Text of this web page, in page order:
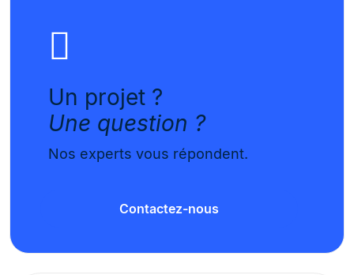
Un projet ?
Une question ?
Nos experts vous répondent.
Contactez-nous